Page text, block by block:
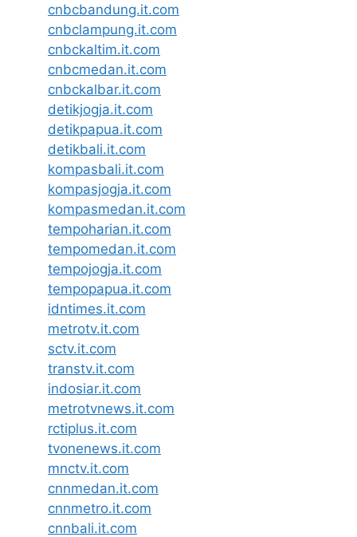
cnbcbandung.it.com
cnbclampung.it.com
cnbckaltim.it.com
cnbcmedan.it.com
cnbckalbar.it.com
detikjogja.it.com
detikpapua.it.com
detikbali.it.com
kompasbali.it.com
kompasjogja.it.com
kompasmedan.it.com
tempoharian.it.com
tempomedan.it.com
tempojogja.it.com
tempopapua.it.com
idntimes.it.com
metrotv.it.com
sctv.it.com
transtv.it.com
indosiar.it.com
metrotvnews.it.com
rctiplus.it.com
tvonenews.it.com
mnctv.it.com
cnnmedan.it.com
cnnmetro.it.com
cnnbali.it.com